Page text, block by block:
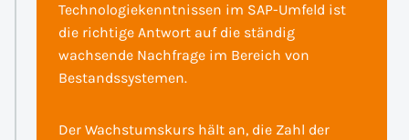
Technologiekenntnissen im SAP-Umfeld ist
die richtige Antwort auf die ständig
wachsende Nachfrage im Bereich von
Bestandssystemen.
Der Wachstumskurs hält an, die Zahl der